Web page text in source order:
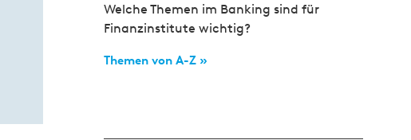
Welche Themen im Banking sind für
Finanzinstitute wichtig?
Themen von A-Z »